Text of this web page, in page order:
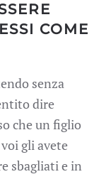
COME
senza
dire
che un figlio
gli avete
sbagliati e in